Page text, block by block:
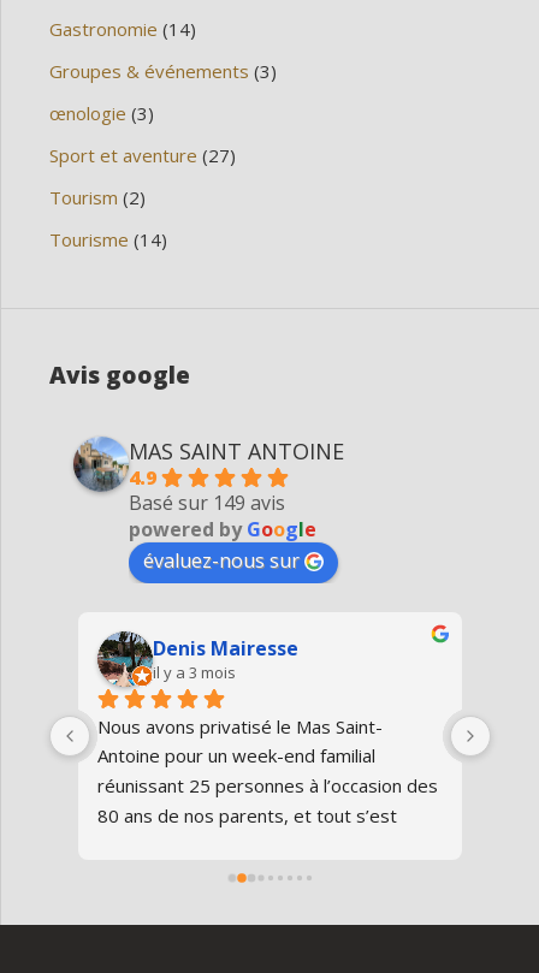
Gastronomie (14)
Groupes & événements (3)
œnologie (3)
Sport et aventure (27)
Tourism (2)
Tourisme (14)
Avis google
MAS SAINT ANTOINE
4.9
Basé sur 149 avis
powered byGoogle
évaluez-nous sur
Denis Mairesse
il y a 3 mois
Nous avons privatisé le Mas Saint-
Antoine pour un week-end familial
réunissant 25 personnes à l’occasion des
80 ans de nos parents, et tout s’est
domaine est superbe, très bien